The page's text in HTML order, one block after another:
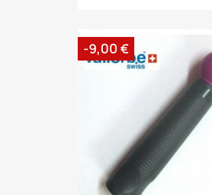
-9,00 €